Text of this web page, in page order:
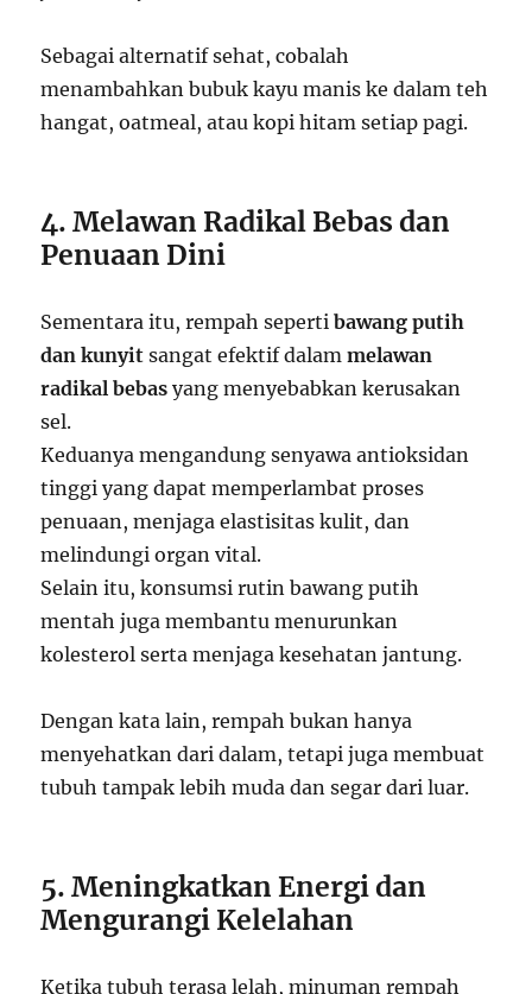
Sebagai alternatif sehat, cobalah
menambahkan bubuk kayu manis ke dalam teh
hangat, oatmeal, atau kopi hitam setiap pagi.
4. Melawan Radikal Bebas dan
Penuaan Dini
Sementara itu, rempah sepertibawang putih
dan kunyit sangat efektif dalammelawan
radikal bebas yang menyebabkan kerusakan
sel.
Keduanya mengandung senyawa antioksidan
tinggi yang dapat memperlambat proses
penuaan, menjaga elastisitas kulit, dan
melindungi organ vital.
Selain itu, konsumsi rutin bawang putih
mentah juga membantu menurunkan
kolesterol serta menjaga kesehatan jantung.
Dengan kata lain, rempah bukan hanya
menyehatkan dari dalam, tetapi juga membuat
tubuh tampak lebih muda dan segar dari luar.
5. Meningkatkan Energi dan
Mengurangi Kelelahan
Ketika tubuh terasa lelah, minuman rempah